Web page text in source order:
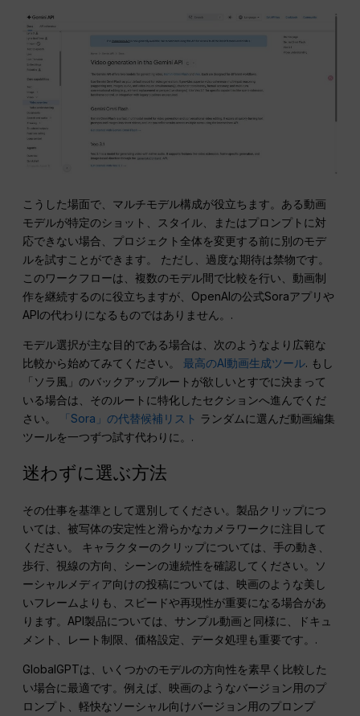
こうした場面で、マルチモデル構成が役立ちます。ある動画
モデルが特定のショット、スタイル、またはプロンプトに対
応できない場合、プロジェクト全体を変更する前に別のモデ
ルを試すことができます。 ただし、過度な期待は禁物です。
このワークフローは、複数のモデル間で比較を行い、動画制
作を継続するのに役立ちますが、OpenAIの公式Soraアプリや
APIの代わりになるものではありません。.
モデル選択が主な目的である場合は、次のようなより広範な
比較から始めてみてください。最高のAI動画生成ツール. もし
「ソラ風」のバックアップルートが欲しいとすでに決まって
いる場合は、そのルートに特化したセクションへ進んでくだ
さい。
「Sora」の代替候補リスト ランダムに選んだ動画編集
ツールを一つずつ試す代わりに。.
迷わずに選ぶ方法
その仕事を基準として選別してください。製品クリップにつ
いては、被写体の安定性と滑らかなカメラワークに注目して
ください。 キャラクターのクリップについては、手の動き、
歩行、視線の方向、シーンの連続性を確認してください。ソ
ーシャルメディア向けの投稿については、映画のような美し
いフレームよりも、スピードや再現性が重要になる場合があ
ります。API製品については、サンプル動画と同様に、ドキュ
メント、レート制限、価格設定、データ処理も重要です。.
GlobalGPTは、いくつかのモデルの方向性を素早く比較した
い場合に最適です。例えば、映画のようなバージョン用のプ
ロンプト、軽快なソーシャル向けバージョン用のプロンプ